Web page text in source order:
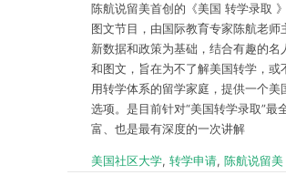
陈航说留美首创的《美国 转学录取
图文节目，由国际教育专家陈航老师
新数据和政策为基础，结合有趣的名
和图文，旨在为不了解美国转学，或
用转学体系的留学家庭，提供一个美
选项。是目前针对“美国转学录取”最
富、也是最有深度的一次讲解
美国社区大学, 转学申请, 陈航说留美